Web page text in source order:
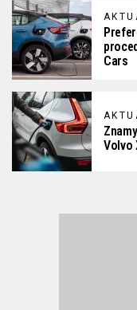
Cars
Volvo